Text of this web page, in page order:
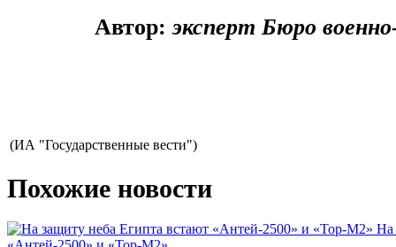
Автор:эксперт Бюро
(ИА "Государственные вести")
Похожие новости
На